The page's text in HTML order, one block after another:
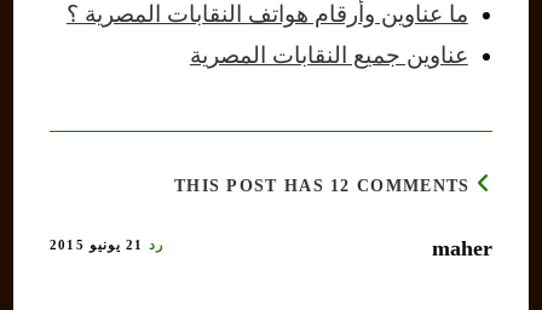
ما عناوين وأرقام هواتف النقابات المصرية ؟
عناوين جميع النقابات المصرية
THIS POST HAS 12 COMMENTS
maher رد 21 يونيو 2015